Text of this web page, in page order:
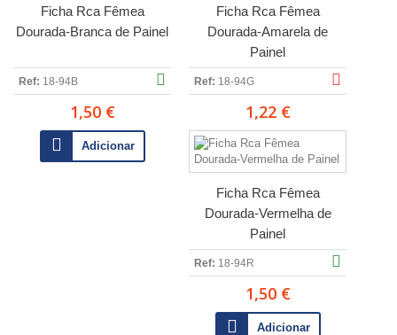
Ficha Rca Fêmea
Dourada-Branca de Painel
Ref: 18-94B
1,50 €
Adicionar
Ficha Rca Fêmea
Dourada-Amarela de
Painel
Ref: 18-94G
1,22 €
Ficha Rca Fêmea
Dourada-Vermelha de
Painel
Ref: 18-94R
1,50 €
Adicionar